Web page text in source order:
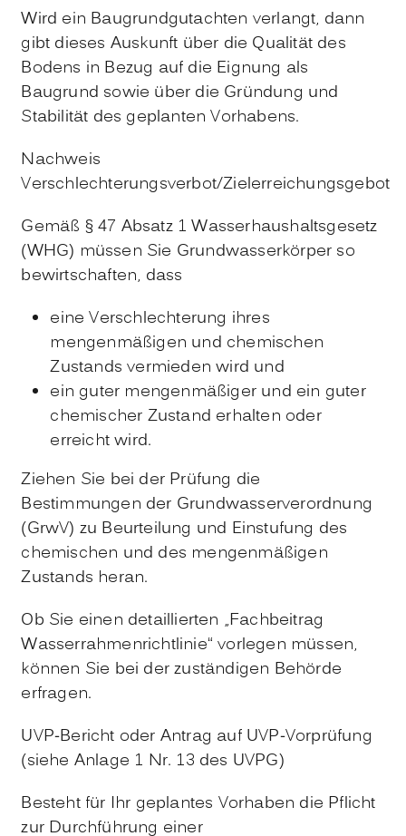
Wird ein Baugrundgutachten verlangt, dann
gibt dieses Auskunft über die Qualität des
Bodens in Bezug auf die Eignung als
Baugrund sowie über die Gründung und
Stabilität des geplanten Vorhabens.
Nachweis
Verschlechterungsverbot/Zielerreichungsgebot
Gemäß § 47 Absatz 1 Wasserhaushaltsgesetz
(WHG) müssen Sie Grundwasserkörper so
bewirtschaften, dass
eine Verschlechterung ihres
mengenmäßigen und chemischen
Zustands vermieden wird und
ein guter mengenmäßiger und ein guter
chemischer Zustand erhalten oder
erreicht wird.
Ziehen Sie bei der Prüfung die
Bestimmungen der Grundwasserverordnung
(GrwV) zu Beurteilung und Einstufung des
chemischen und des mengenmäßigen
Zustands heran.
Ob Sie einen detaillierten „Fachbeitrag
Wasserrahmenrichtlinie“ vorlegen müssen,
können Sie bei der zuständigen Behörde
erfragen.
UVP-Bericht oder Antrag auf UVP-Vorprüfung
(siehe Anlage 1 Nr. 13 des UVPG)
Besteht für Ihr geplantes Vorhaben die Pflicht
zur Durchführung einer